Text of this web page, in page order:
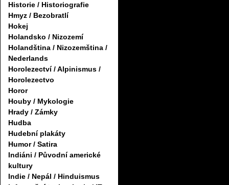
Historie / Historiografie
Hmyz / Bezobratlí
Hokej
Holandsko / Nizozemí
Holandština / Nizozemština /
Nederlands
Horolezectví / Alpinismus /
Horolezectvo
Horor
Houby / Mykologie
Hrady / Zámky
Hudba
Hudební plakáty
Humor / Satira
Indiáni / Původní americké
kultury
Indie / Nepál / Hinduismus